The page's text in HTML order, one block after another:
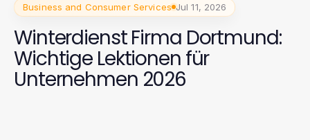
Business and Consumer Services Jul 11, 2026
Winterdienst Firma Dortmund:
Wichtige Lektionen für
Unternehmen 2026